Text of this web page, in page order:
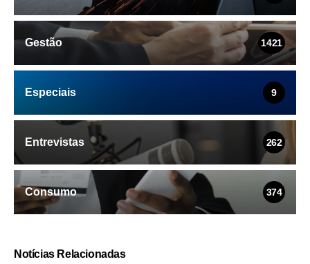
Gestão 1421
Especiais 9
Entrevistas 262
Consumo 374
Notícias Relacionadas